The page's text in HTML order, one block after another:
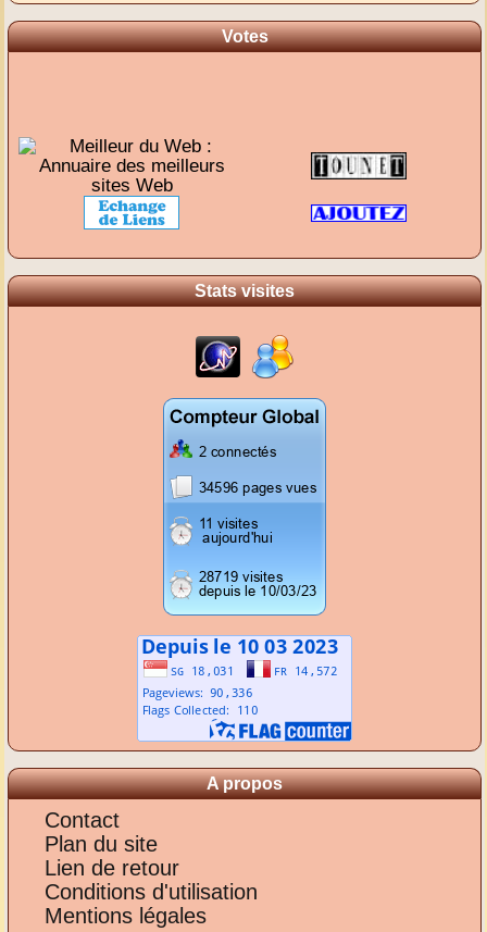
Votes
Stats visites
A propos
Contact
Plan du site
Lien de retour
Conditions d'utilisation
Mentions légales